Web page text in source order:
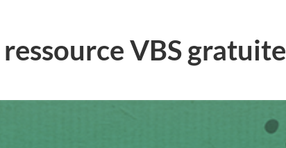
VBS gratuite